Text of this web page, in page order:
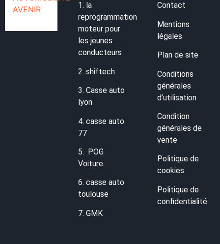
1. la
reprogrammation
moteur pour
les jeunes
conducteurs
2.shiftech
3.Casse auto
lyon
4.casse auto
77
5. POG
Voiture
6.casse auto
toulouse
7.GMK
Contact
Mentions
légales
Plan de site
Conditions
générales
d’utilisation
Condition
générales de
vente
Politique de
cookies
Politique de
confidentialité